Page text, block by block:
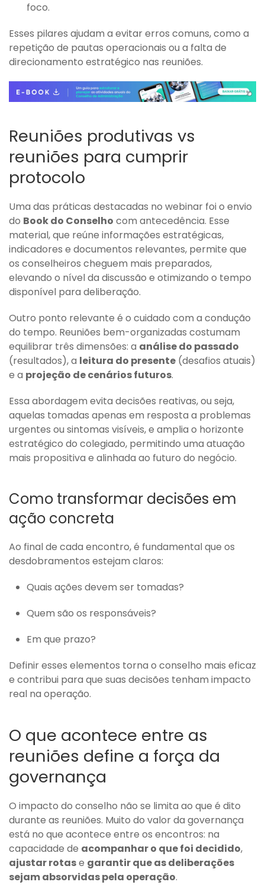
foco.
Esses pilares ajudam a evitar erros comuns, como a
repetição de pautas operacionais ou a falta de
direcionamento estratégico nas reuniões.
Reuniões produtivas vs
reuniões para cumprir
protocolo
Uma das práticas destacadas no webinar foi o envio
do Book do Conselho com antecedência. Esse
material, que reúne informações estratégicas,
indicadores e documentos relevantes, permite que
os conselheiros cheguem mais preparados,
elevando o nível da discussão e otimizando o tempo
disponível para deliberação.
Outro ponto relevante é o cuidado com a condução
do tempo. Reuniões bem-organizadas costumam
equilibrar três dimensões: a análise do passado
(resultados), a leitura do presente (desafios atuais)
e a projeção de cenários futuros.
Essa abordagem evita decisões reativas, ou seja,
aquelas tomadas apenas em resposta a problemas
urgentes ou sintomas visíveis, e amplia o horizonte
estratégico do colegiado, permitindo uma atuação
mais propositiva e alinhada ao futuro do negócio.
Como transformar decisões em
ação concreta
Ao final de cada encontro, é fundamental que os
desdobramentos estejam claros:
Quais ações devem ser tomadas?
Quem são os responsáveis?
Em que prazo?
Definir esses elementos torna o conselho mais eficaz
e contribui para que suas decisões tenham impacto
real na operação.
O que acontece entre as
reuniões define a força da
governança
O impacto do conselho não se limita ao que é dito
durante as reuniões. Muito do valor da governança
está no que acontece entre os encontros: na
capacidade de acompanhar o que foi decidido,
ajustar rotase garantir que as deliberações
sejam absorvidas pela operação.